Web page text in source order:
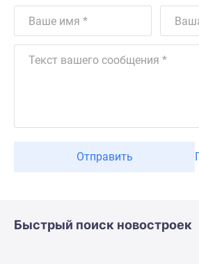
Отправить
Быстрый поиск новостроек